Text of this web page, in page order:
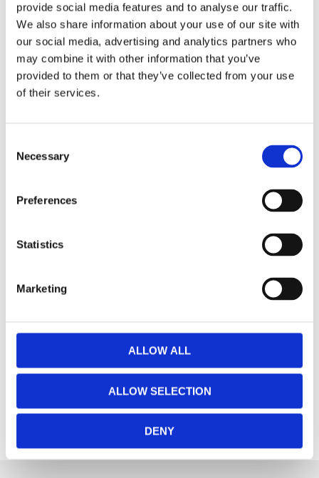
provide social media features and to analyse our traffic.
We also share information about your use of our site with
our social media, advertising and analytics partners who
may combine it with other information that you’ve
provided to them or that they’ve collected from your use
of their services.
Selection
Necessary
Preferences
Statistics
Marketing
ALLOW ALL
ALLOW SELECTION
DENY
Lagerstatus Slutsåld Artikelnr
Tillverkare
Star Trading
Fri frakt över 995kr
Snabba leveranser
Enkel betalning med Klarna
BESKRIVNING
Dubbelledad julgransbelysning med 16 LED-
verklighetstrogna ut och ger ett klart ljus.
Dekorera granen med dessa ljus för att skapa en
Visa alla produkter från Star Trading